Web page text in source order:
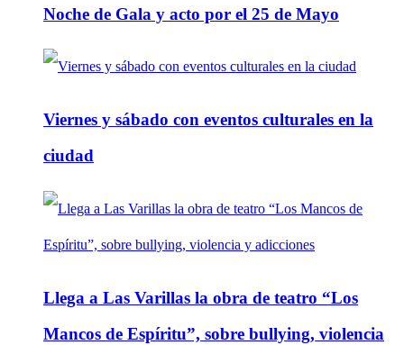
Noche de Gala y acto por el 25 de Mayo
Viernes y sábado con eventos culturales en la
ciudad
Llega a Las Varillas la obra de teatro “Los
Mancos de Espíritu”, sobre bullying, violencia